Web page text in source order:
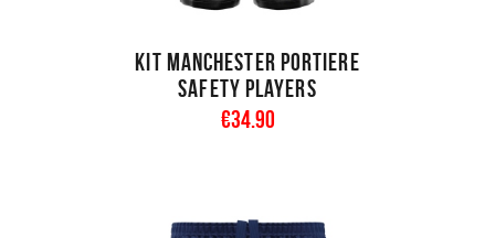
Kit Manchester Portiere
Safety Players
€34.90